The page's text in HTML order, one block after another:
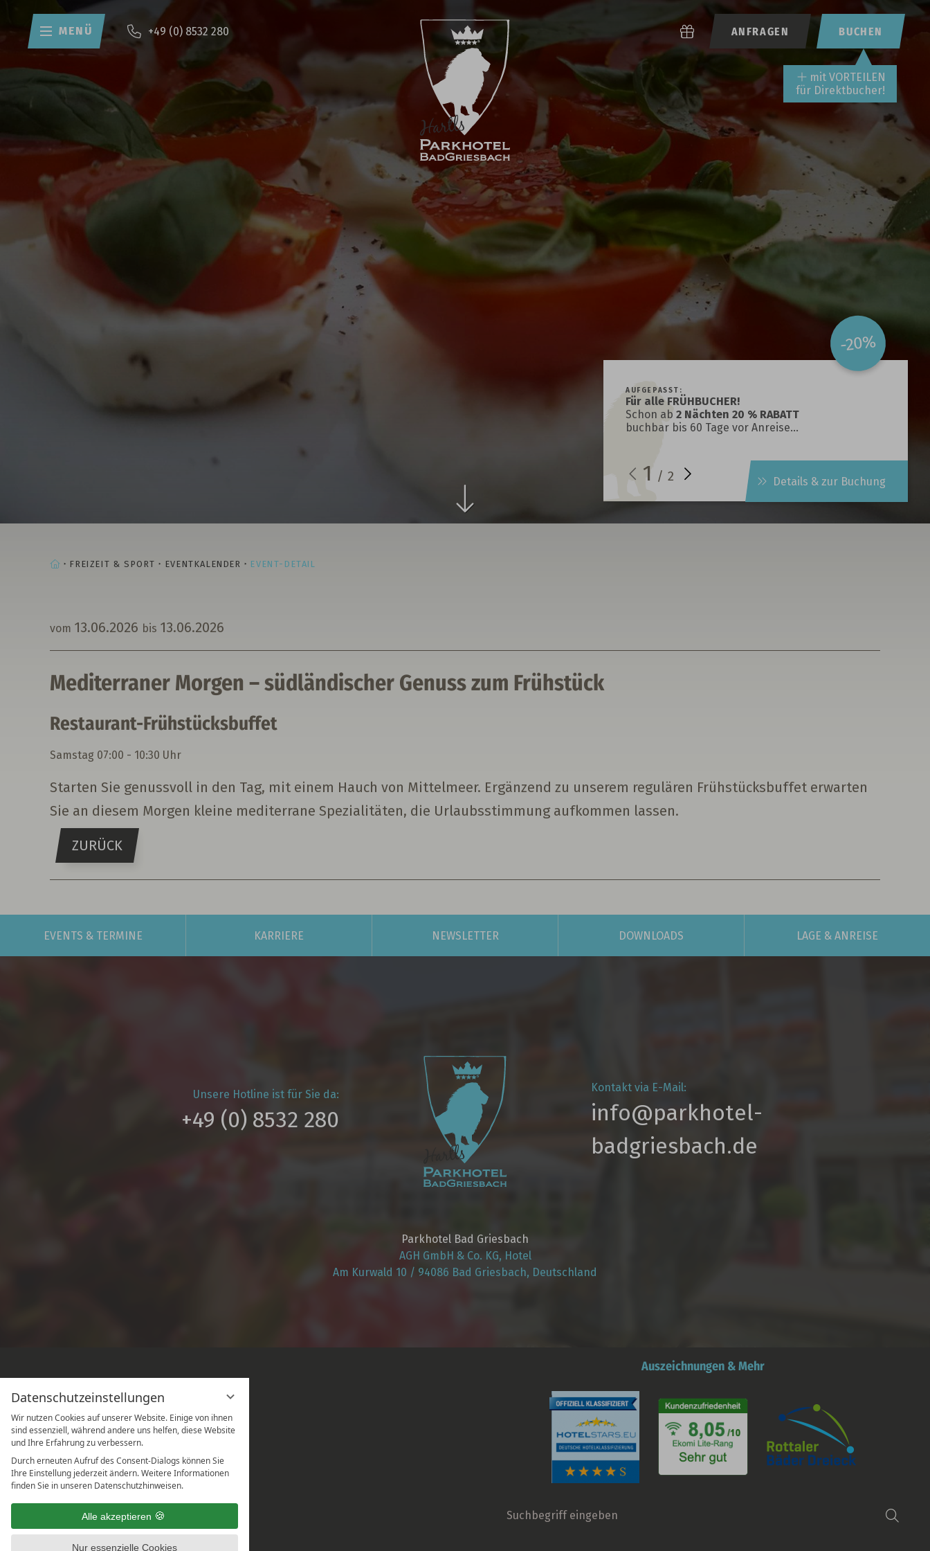
Datenschutzeinstellungen
Wir nutzen Cookies auf unserer Website. Einige von ihnen
sind essenziell, während andere uns helfen, diese Website
und Ihre Erfahrung zu verbessern.
Durch erneuten Aufruf des Consent-Dialogs können Sie
Ihre Einstellung jederzeit ändern. Weitere Informationen
finden Sie in unseren Datenschutzhinweisen.
Alle akzeptieren
Nur essenzielle Cookies
MENÜ +49 (0) 8532 280 BUCHEN
ANFRAGEN
mit VORTEILEN
für Direktbucher!
Aus
Leidenschaft
1 / 2
-20%
AUFGEPASST:
Für alle FRÜHBUCHER!
Schon ab 2 Nächten 20 % RABATT
buchbar bis 60 Tage vor Anreise…
Details & zur Buchung
STARTSEITE
FREIZEIT & SPORT EVENTKALENDER EVENT-DETAIL
vom 13.06.2026 bis 13.06.2026
Mediterraner Morgen – südländischer Genuss zum Frühstück
Restaurant-Frühstücksbuffet
Samstag 07:00 - 10:30 Uhr
Starten Sie genussvoll in den Tag, mit einem Hauch von Mittelmeer. Ergänzend zu unserem regulären Frühstücksbuffet erwarten
Sie an diesem Morgen kleine mediterrane Spezialitäten, die Urlaubsstimmung aufkommen lassen.
ZURÜCK
EVENTS & TERMINE KARRIERE NEWSLETTER DOWNLOADS LAGE & ANREISE
Unsere Hotline ist für Sie da:
+49 (0) 8532 280
Kontakt via E-Mail:
info@parkhotel­-
badgriesbach.de
Parkhotel Bad Griesbach
AGH GmbH & Co. KG, Hotel
Am Kurwald 10 / 94086 Bad Griesbach, Deutschland
Auszeichnungen & Mehr
Suchbegriff